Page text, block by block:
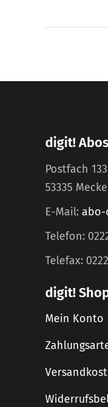
digit!
Postfach
53335
E-Mail: abo-
Telefon:
Telefax:
digit!
Mein Konto